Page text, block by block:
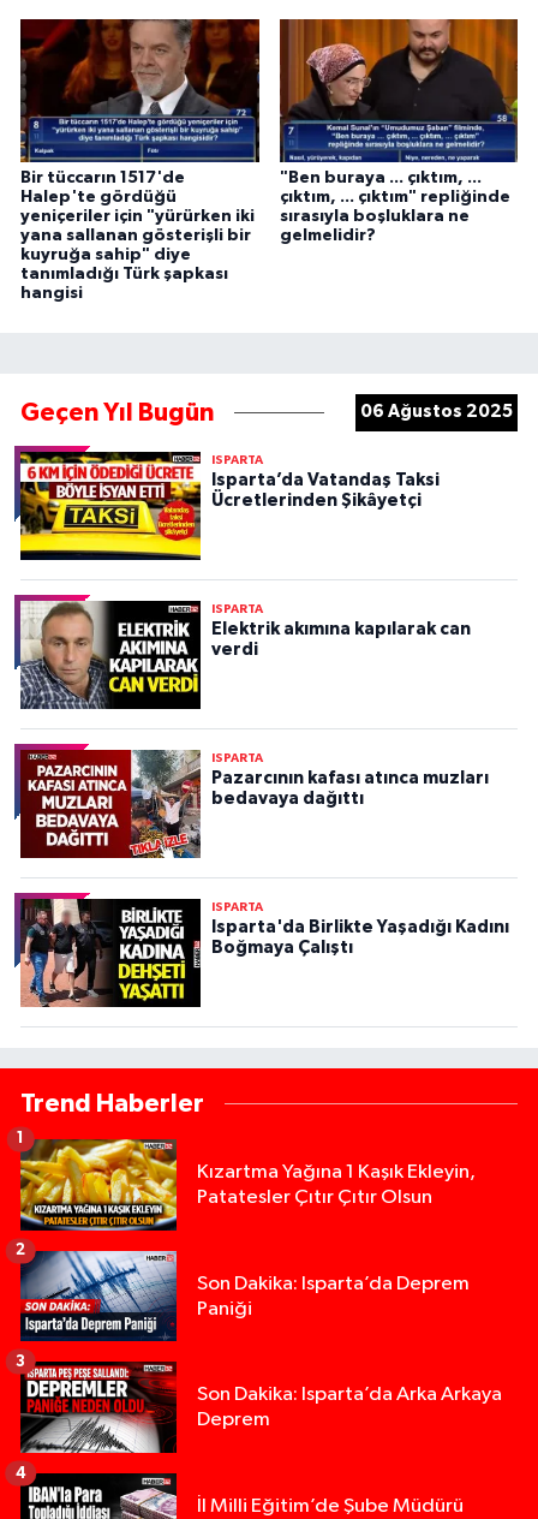
Bir tüccarın 1517'de
Halep'te gördüğü
yeniçeriler için "yürürken iki
yana sallanan gösterişli bir
kuyruğa sahip" diye
tanımladığı Türk şapkası
hangisi
"Ben buraya ... çıktım, ...
çıktım, ... çıktım" repliğinde
sırasıyla boşluklara ne
gelmelidir?
Geçen Yıl Bugün 06 Ağustos 2025
ISPARTA
Isparta’da Vatandaş Taksi
Ücretlerinden Şikâyetçi
ISPARTA
Elektrik akımına kapılarak can
verdi
ISPARTA
Pazarcının kafası atınca muzları
bedavaya dağıttı
ISPARTA
Isparta'da Birlikte Yaşadığı Kadını
Boğmaya Çalıştı
Trend Haberler
Kızartma Yağına 1 Kaşık Ekleyin,
Patatesler Çıtır Çıtır Olsun
1
Son Dakika: Isparta’da Deprem
Paniği
2
Son Dakika: Isparta’da Arka Arkaya
Deprem
3
İl Milli Eğitim’de Şube Müdürü
4